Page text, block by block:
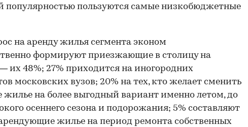
популярностью пользуются самые низкобюджетные
на аренду жилья сегмента эконом
формируют приезжающие в столицу на
их 48%; 27% приходится на иногородних
московских вузов; 20% на тех, кто желает сменить
жилье на более выгодный вариант именно летом, до
осеннего сезона и подорожания; 5% составляют
жилье на период ремонта собственных